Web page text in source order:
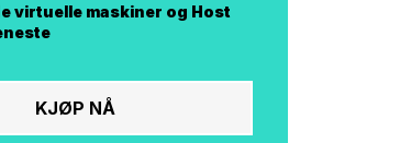
virtuelle maskiner og Host
KJØP NÅ